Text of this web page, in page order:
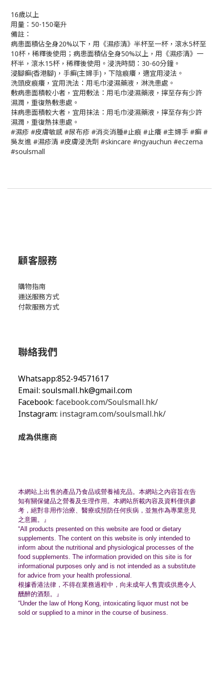
16歲以上
用量：50-150毫升
備註：
病患面積佔全身20%以下，用《濕疹清》半杯至一杯，滾水5杯至
10杯，稀釋後使用；病患面積佔全身50%以上，用《濕疹清》一
杯半，滾水15杯，稀釋後使用。浸洗時間：30-60分鐘。
浸腳癬(香港腳)，手癬(主婦手)，下陰痕癢，適宜用浸法。
洗頭皮痕癢，宜用洗法：用毛巾浸濕藥液，淋洗患處。
敷病患面積較小者，宜用敷法：用毛巾浸濕藥液，擰至存有少許
濕潤，重復熱敷患處。
抹病患面積較大者，宜用抹法：用毛巾浸濕藥液，擰至存有少許
濕潤，重復熱抹患處。
#濕疹 #皮膚敏感 #尿布疹 #消炎消腫#止痕 #止癢 #主婦手 #癬 #
吳友進 #濕疹清 #皮膚浸洗劑 #skincare #ngyauchun #eczema
#soulsmall
顧客服務
購物指南
運送服務方式
付款服務方式
聯絡我們
Whatsapp:852-94571617
Email: soulsmall.hk@gmail.com
Facebook: facebook.com/Soulsmall.hk/
Instagram: instagram.com/soulsmall.hk/
成為供應商
本網站上出售的產品乃食品或營養補充品。 本網站之內容旨在告
知有關保健品之營養及生理作用。 本網站所載內容及資料僅供參
考，絕對非用作治療、 醫療或預防任何疾病，並無作為專業意見
之意圖。』
“All products presented on this website are food or dietary
supplements. The content on this website is only intended to
inform about the nutritional and physiological processes of the
food supplements. The information provided on this site is for
informational purposes only and is not intended as a substitute
for advice from your health professional.
根據香港法律，不得在業務過程中， 向未成年人售賣或供應令人
醺醉的酒類。』
“Under the law of Hong Kong, intoxicating liquor must not be
sold or supplied to a minor in the course of business.